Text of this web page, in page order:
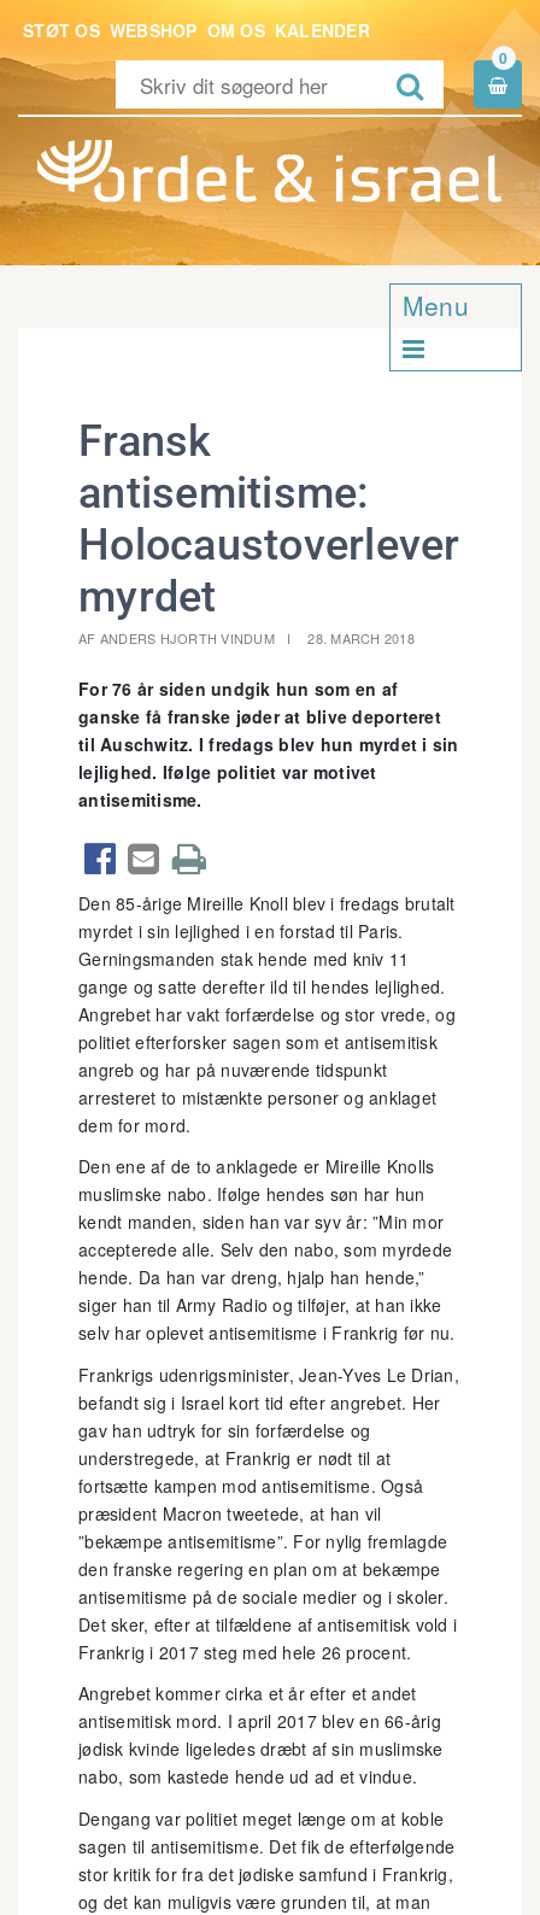
STØT OS WEBSHOP OM OS KALENDER

0

Menu

Fransk
antisemitisme:
Holocaustoverlever
myrdet
AF ANDERS HJORTH VINDUM 28. MARCH 2018
For 76 år siden undgik hun som en af
ganske få franske jøder at blive deporteret
til Auschwitz. I fredags blev hun myrdet i sin
lejlighed. Ifølge politiet var motivet
antisemitisme.
  
Den 85-årige Mireille Knoll blev i fredags brutalt
myrdet i sin lejlighed i en forstad til Paris.
Gerningsmanden stak hende med kniv 11
gange og satte derefter ild til hendes lejlighed.
Angrebet har vakt forfærdelse og stor vrede, og
politiet efterforsker sagen som et antisemitisk
angreb og har på nuværende tidspunkt
arresteret to mistænkte personer og anklaget
dem for mord.
Den ene af de to anklagede er Mireille Knolls
muslimske nabo. Ifølge hendes søn har hun
kendt manden, siden han var syv år: ”Min mor
accepterede alle. Selv den nabo, som myrdede
hende. Da han var dreng, hjalp han hende,”
siger han til Army Radio og tilføjer, at han ikke
selv har oplevet antisemitisme i Frankrig før nu.
Frankrigs udenrigsminister, Jean-Yves Le Drian,
befandt sig i Israel kort tid efter angrebet. Her
gav han udtryk for sin forfærdelse og
understregede, at Frankrig er nødt til at
fortsætte kampen mod antisemitisme. Også
præsident Macron tweetede, at han vil
”bekæmpe antisemitisme”. For nylig fremlagde
den franske regering en plan om at bekæmpe
antisemitisme på de sociale medier og i skoler.
Det sker, efter at tilfældene af antisemitisk vold i
Frankrig i 2017 steg med hele 26 procent.
Angrebet kommer cirka et år efter et andet
antisemitisk mord. I april 2017 blev en 66-årig
jødisk kvinde ligeledes dræbt af sin muslimske
nabo, som kastede hende ud ad et vindue.
Dengang var politiet meget længe om at koble
sagen til antisemitisme. Det fik de efterfølgende
stor kritik for fra det jødiske samfund i Frankrig,
og det kan muligvis være grunden til, at man